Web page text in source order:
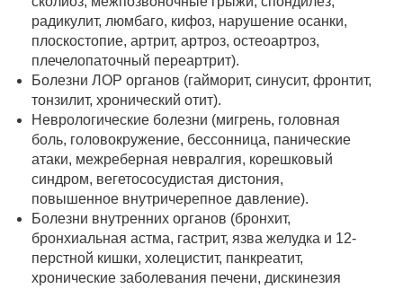
радикулит, люмбаго, кифоз, нарушение осанки,
плоскостопие, артрит, артроз, остеоартроз,
плечелопаточный переартрит).
Болезни ЛОР органов (гайморит, синусит, фронтит,
тонзилит, хронический отит).
Неврологические болезни (мигрень, головная
боль, головокружение, бессонница, панические
атаки, межреберная невралгия, корешковый
синдром, вегетососудистая дистония,
повышенное внутричерепное давление).
Болезни внутренних органов (бронхит,
бронхиальная астма, гастрит, язва желудка и 12-
перстной кишки, холецистит, панкреатит,
хронические заболевания печени, дискинезия